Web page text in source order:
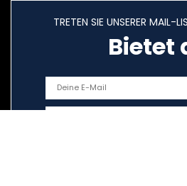
TRETEN SIE UNSERER MAIL-
Bietet